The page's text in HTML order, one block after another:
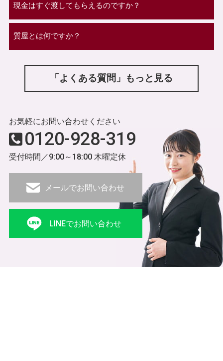
現金はすぐ渡してもらえるのですか？
質屋とは何ですか？
「よくある質問」もっと見る
お気軽にお問い合わせください
0120-928-319
受付時間／9:00～18:00 木曜定休
メールでお問い合わせ
LINEでお問い合わせ